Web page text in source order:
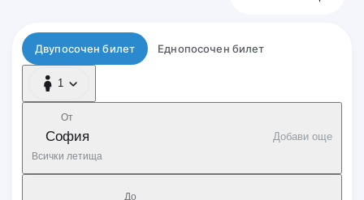
Тип полет
Двупосочен билет Еднопосочен билет
1
1 Пътник
От
София
Всички летища
Добави още
Дo